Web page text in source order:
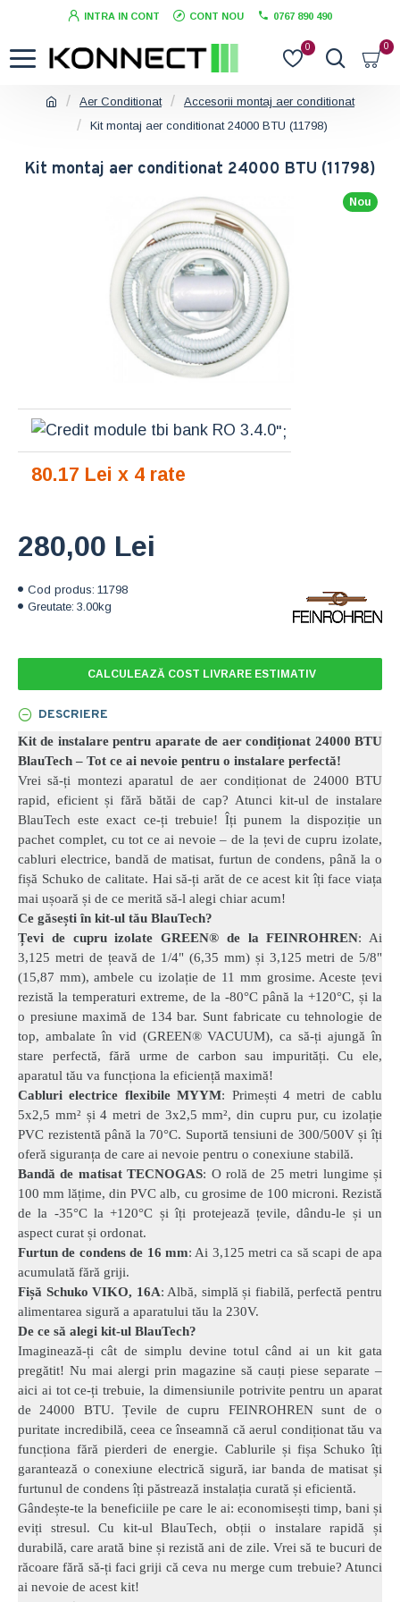
INTRA IN CONT CONT NOU 0767 890 490
0 0
Aer Conditionat
Accesorii montaj aer conditionat
Kit montaj aer conditionat 24000 BTU (11798)
Kit montaj aer conditionat 24000 BTU (11798)
Nou
Cod produs: 11798
Greutate: 3.00kg
280,00 Lei
";
80.17 Lei x 4 rate
CALCULEAZĂ COST LIVRARE ESTIMATIV
DESCRIERE
Kit de instalare pentru aparate de aer condiționat 24000 BTU
BlauTech – Tot ce ai nevoie pentru o instalare perfectă!
Vrei să-ți montezi aparatul de aer condiționat de 24000 BTU
rapid, eficient și fără bătăi de cap? Atunci kit-ul de instalare
BlauTech este exact ce-ți trebuie! Îți punem la dispoziție un
pachet complet, cu tot ce ai nevoie – de la țevi de cupru izolate,
cabluri electrice, bandă de matisat, furtun de condens, până la o
fișă Schuko de calitate. Hai să-ți arăt de ce acest kit îți face viața
mai ușoară și de ce merită să-l alegi chiar acum!
Ce găsești în kit-ul tău BlauTech?
Țevi de cupru izolate GREEN® de la FEINROHREN: Ai
3,125 metri de țeavă de 1/4" (6,35 mm) și 3,125 metri de 5/8"
(15,87 mm), ambele cu izolație de 11 mm grosime. Aceste țevi
rezistă la temperaturi extreme, de la -80°C până la +120°C, și la
o presiune maximă de 134 bar. Sunt fabricate cu tehnologie de
top, ambalate în vid (GREEN® VACUUM), ca să-ți ajungă în
stare perfectă, fără urme de carbon sau impurități. Cu ele,
aparatul tău va funcționa la eficiență maximă!
Cabluri electrice flexibile MYYM: Primești 4 metri de cablu
5x2,5 mm² și 4 metri de 3x2,5 mm², din cupru pur, cu izolație
PVC rezistentă până la 70°C. Suportă tensiuni de 300/500V și îți
oferă siguranța de care ai nevoie pentru o conexiune stabilă.
Bandă de matisat TECNOGAS: O rolă de 25 metri lungime și
100 mm lățime, din PVC alb, cu grosime de 100 microni. Rezistă
de la -35°C la +120°C și îți protejează țevile, dându-le și un
aspect curat și ordonat.
Furtun de condens de 16 mm: Ai 3,125 metri ca să scapi de apa
acumulată fără griji.
Fișă Schuko VIKO, 16A: Albă, simplă și fiabilă, perfectă pentru
alimentarea sigură a aparatului tău la 230V.
De ce să alegi kit-ul BlauTech?
Imaginează-ți cât de simplu devine totul când ai un kit gata
pregătit! Nu mai alergi prin magazine să cauți piese separate –
aici ai tot ce-ți trebuie, la dimensiunile potrivite pentru un aparat
de 24000 BTU. Țevile de cupru FEINROHREN sunt de o
puritate incredibilă, ceea ce înseamnă că aerul condiționat tău va
funcționa fără pierderi de energie. Cablurile și fișa Schuko îți
garantează o conexiune electrică sigură, iar banda de matisat și
furtunul de condens îți păstrează instalația curată și eficientă.
Gândește-te la beneficiile pe care le ai: economisești timp, bani și
eviți stresul. Cu kit-ul BlauTech, obții o instalare rapidă și
durabilă, care arată bine și rezistă ani de zile. Vrei să te bucuri de
răcoare fără să-ți faci griji că ceva nu merge cum trebuie? Atunci
ai nevoie de acest kit!